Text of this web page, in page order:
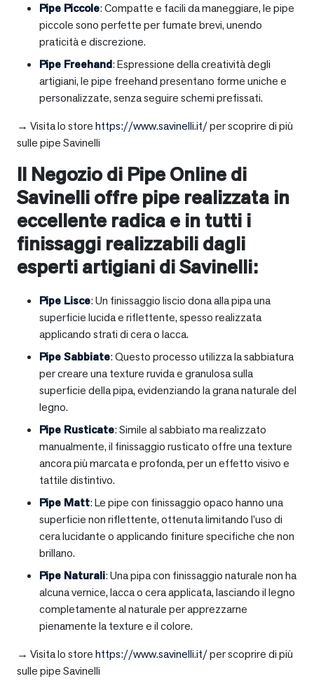
Pipe Piccole: Compatte e facili da maneggiare, le pipe
piccole sono perfette per fumate brevi, unendo
praticità e discrezione.
Pipe Freehand: Espressione della creatività degli
artigiani, le pipe freehand presentano forme uniche e
personalizzate, senza seguire schemi prefissati.
→ Visita lo storehttps://www.savinelli.it/per scoprire di più
sulle pipe Savinelli
Il Negozio di Pipe Online di
Savinelli offre pipe realizzata in
eccellente radica e in tutti i
finissaggi realizzabili dagli
esperti artigiani di Savinelli:
Pipe Lisce: Un finissaggio liscio dona alla pipa una
superficie lucida e riflettente, spesso realizzata
applicando strati di cera o lacca.
Pipe Sabbiate: Questo processo utilizza la sabbiatura
per creare una texture ruvida e granulosa sulla
superficie della pipa, evidenziando la grana naturale del
legno.
Pipe Rusticate: Simile al sabbiato ma realizzato
manualmente, il finissaggio rusticato offre una texture
ancora più marcata e profonda, per un effetto visivo e
tattile distintivo.
Pipe Matt: Le pipe con finissaggio opaco hanno una
superficie non riflettente, ottenuta limitando l’uso di
cera lucidante o applicando finiture specifiche che non
brillano.
Pipe Naturali: Una pipa con finissaggio naturale non ha
alcuna vernice, lacca o cera applicata, lasciando il legno
completamente al naturale per apprezzarne
pienamente la texture e il colore.
→ Visita lo storehttps://www.savinelli.it/per scoprire di più
sulle pipe Savinelli